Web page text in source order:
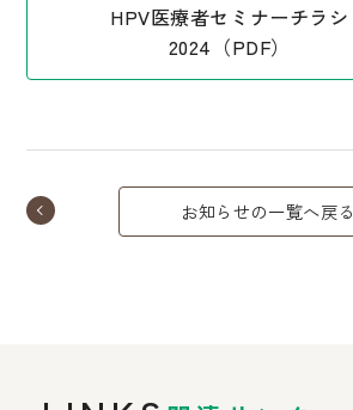
HPV医療者セミナーチラシ
2024（PDF）
お知らせの一覧へ戻る